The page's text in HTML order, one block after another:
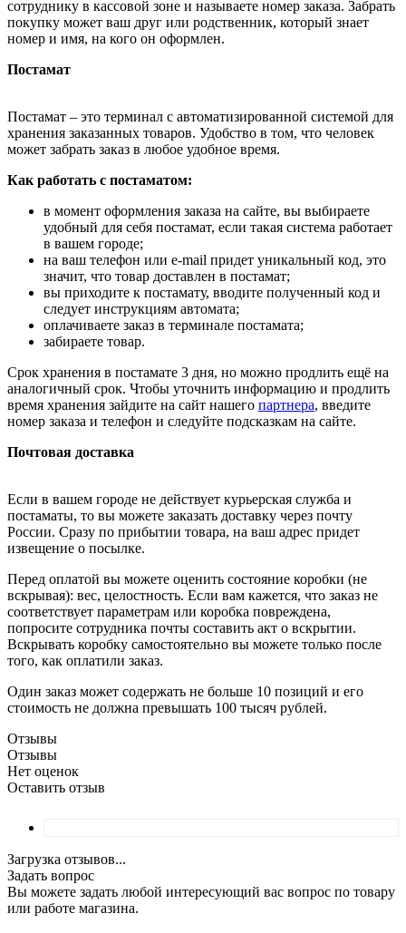
сотруднику в кассовой зоне и называете номер заказа. Забрать
покупку может ваш друг или родственник, который знает
номер и имя, на кого он оформлен.
Постамат
Постамат – это терминал с автоматизированной системой для
хранения заказанных товаров. Удобство в том, что человек
может забрать заказ в любое удобное время.
Как работать с постаматом:
в момент оформления заказа на сайте, вы выбираете
удобный для себя постамат, если такая система работает
в вашем городе;
на ваш телефон или e-mail придет уникальный код, это
значит, что товар доставлен в постамат;
вы приходите к постамату, вводите полученный код и
следует инструкциям автомата;
оплачиваете заказ в терминале постамата;
забираете товар.
Срок хранения в постамате 3 дня, но можно продлить ещё на
аналогичный срок. Чтобы уточнить информацию и продлить
время хранения зайдите на сайт нашего партнера, введите
номер заказа и телефон и следуйте подсказкам на сайте.
Почтовая доставка
Если в вашем городе не действует курьерская служба и
постаматы, то вы можете заказать доставку через почту
России. Сразу по прибытии товара, на ваш адрес придет
извещение о посылке.
Перед оплатой вы можете оценить состояние коробки (не
вскрывая): вес, целостность. Если вам кажется, что заказ не
соответствует параметрам или коробка повреждена,
попросите сотрудника почты составить акт о вскрытии.
Вскрывать коробку самостоятельно вы можете только после
того, как оплатили заказ.
Один заказ может содержать не больше 10 позиций и его
стоимость не должна превышать 100 тысяч рублей.
Отзывы
Отзывы
Нет оценок
Оставить отзыв
Загрузка отзывов...
Задать вопрос
Вы можете задать любой интересующий вас вопрос по товару
или работе магазина.